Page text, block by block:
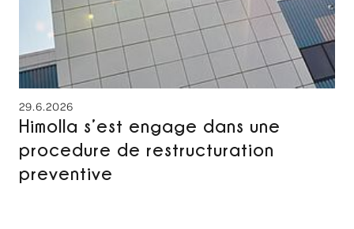
29.6.2026
Himolla s’est engage dans une
procedure de restructuration
preventive